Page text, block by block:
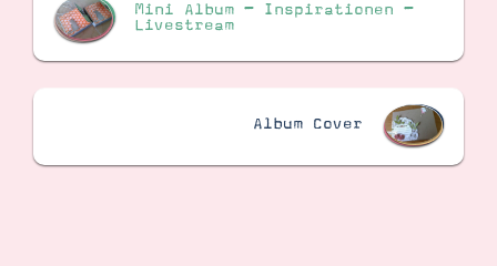
Mini Album – Inspirationen –
Livestream
Album Cover